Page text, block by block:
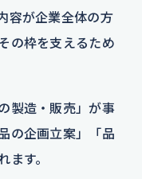
容が企業全体の方
の枠を支えるため
製造・販売」が事
の企画立案」「品
す。